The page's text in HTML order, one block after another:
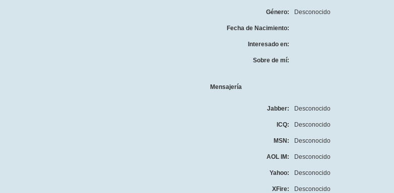
Género: Desconocido
Fecha de Nacimiento:
Interesado en:
Sobre de mí:
Mensajería
Jabber: Desconocido
ICQ: Desconocido
MSN: Desconocido
AOL IM: Desconocido
Yahoo: Desconocido
XFire: Desconocido